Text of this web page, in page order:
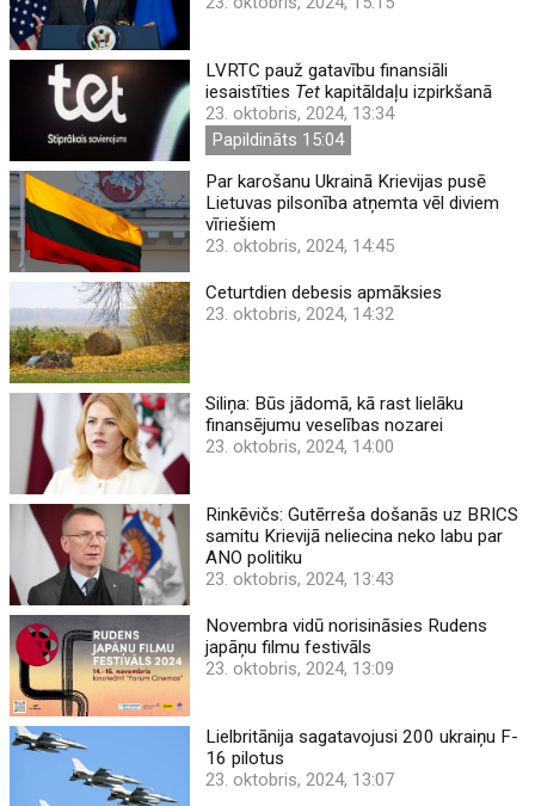
LVRTC pauž gatavību finansiāli
iesaistīties Tet kapitāldaļu izpirkšanā
23. oktobris, 2024, 13:34
Papildināts 15:04
Par karošanu Ukrainā Krievijas pusē
Lietuvas pilsonība atņemta vēl diviem
vīriešiem
23. oktobris, 2024, 14:45
Ceturtdien debesis apmāksies
23. oktobris, 2024, 14:32
Siliņa: Būs jādomā, kā rast lielāku
finansējumu veselības nozarei
23. oktobris, 2024, 14:00
Rinkēvičs: Gutērreša došanās uz BRICS
samitu Krievijā neliecina neko labu par
ANO politiku
23. oktobris, 2024, 13:43
Novembra vidū norisināsies Rudens
japāņu filmu festivāls
23. oktobris, 2024, 13:09
Lielbritānija sagatavojusi 200 ukraiņu F-
16 pilotus
23. oktobris, 2024, 13:07